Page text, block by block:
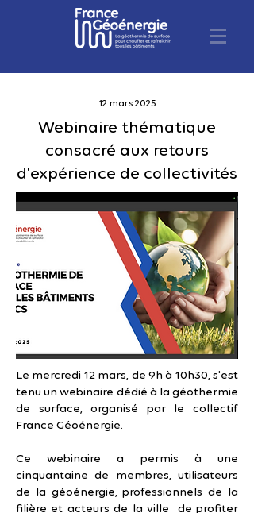
12 mars 2025
Webinaire thématique
consacré aux retours
d'expérience de collectivités
Le mercredi 12 mars, de 9h à 10h30, s'est
tenu un webinaire dédié à la géothermie
de surface, organisé par le collectif
France Géoénergie.
Ce webinaire a permis à une
cinquantaine de membres, utilisateurs
de la géoénergie, professionnels de la
filière et acteurs de la ville de profiter